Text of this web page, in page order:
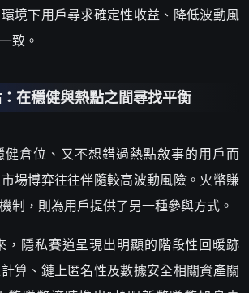
境下用戶尋求確定性收益、降低波動風
致。
在穩健與熱點之間尋找平衡
倉位、又不想錯過熱點敘事的用戶而
場博弈往往伴隨較高波動風險。火幣賺
制，則為用戶提供了另一種參與方式。
，隱私賽道呈現出明顯的階段性回暖跡
算、鏈上匿名性及數據安全相關資產關